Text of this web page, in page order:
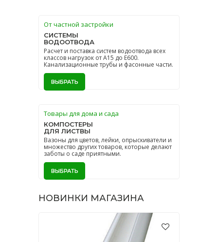
От частной застройки
СИСТЕМЫ
ВОДООТВОДА
Расчет и поставка систем водоотвода всех
классов нагрузок от A15 до Е600.
Канализационные трубы и фасонные части.
ВЫБРАТЬ
Товары для дома и сада
КОМПОСТЕРЫ
ДЛЯ ЛИСТВЫ
Вазоны для цветов, лейки, опрыскиватели и
множество других товаров, которые делают
заботы о саде приятными.
ВЫБРАТЬ
НОВИНКИ МАГАЗИНА